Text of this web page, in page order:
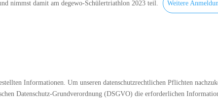
nimmst damit am degewo-Schülertriathlon 2023 teil. Weitere
Informationen. Um unseren datenschutzrechtlichen Pflichten
Datenschutz-Grundverordnung (DSGVO) die erforderlichen